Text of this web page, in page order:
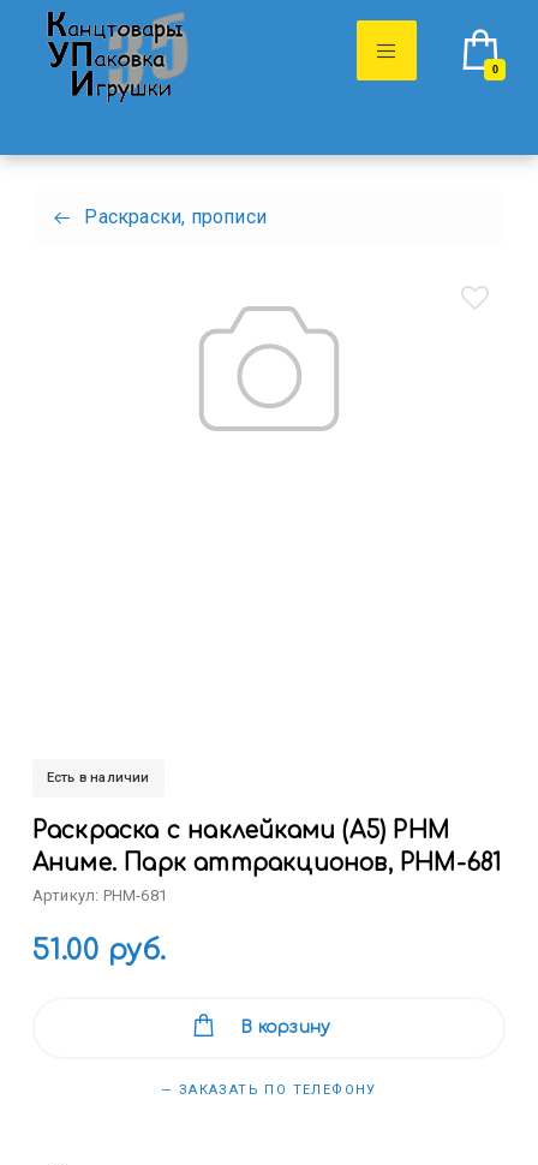
0
Раскраски, прописи
Есть в наличии
Раскраска с наклейками (А5) РНМ
Аниме. Парк аттракционов, РНМ-681
Артикул: РНМ-681
51.00 руб.
В корзину
— ЗАКАЗАТЬ ПО ТЕЛЕФОНУ